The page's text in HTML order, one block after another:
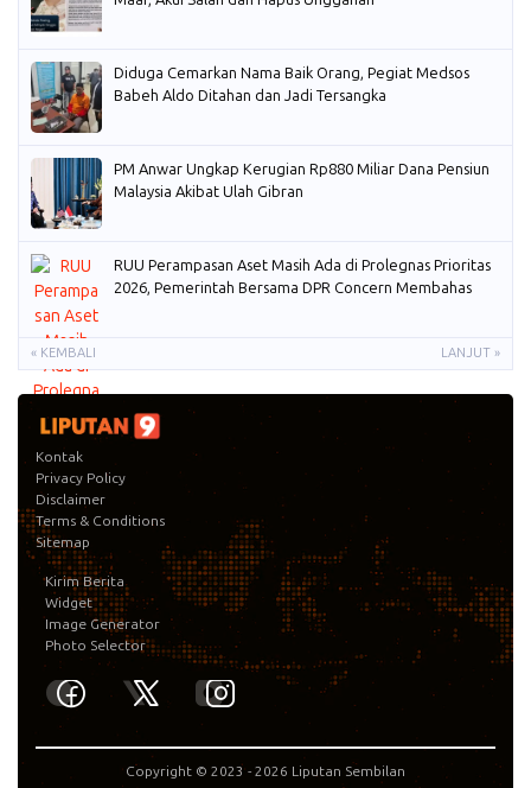
Diduga Cemarkan Nama Baik Orang, Pegiat Medsos
Babeh Aldo Ditahan dan Jadi Tersangka
PM Anwar Ungkap Kerugian Rp880 Miliar Dana Pensiun
Malaysia Akibat Ulah Gibran
RUU Perampasan Aset Masih Ada di Prolegnas Prioritas
2026, Pemerintah Bersama DPR Concern Membahas
« KEMBALI LANJUT »
Kontak
Privacy Policy
Disclaimer
Terms & Conditions
Sitemap
Kirim Berita
Widget
Image Generator
Photo Selector
Copyright © 2023 - 2026 Liputan Sembilan